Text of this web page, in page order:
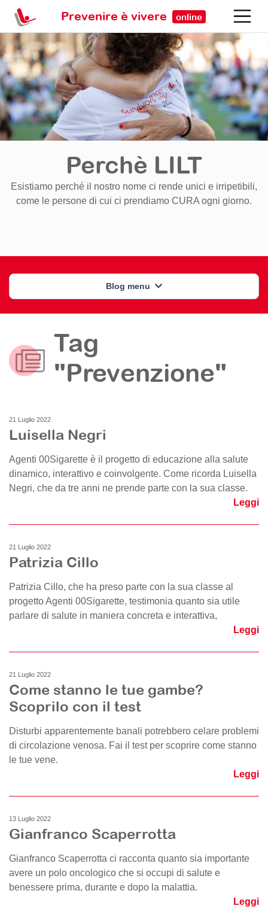
Prevenire è vivere online
Perchè LILT
Esistiamo perché il nostro nome ci rende unici e irripetibili,
come le persone di cui ci prendiamo CURA ogni giorno.
Blog menu
Tag
"Prevenzione"
21 Luglio 2022
Luisella Negri
Agenti 00Sigarette è il progetto di educazione alla salute
dinamico, interattivo e coinvolgente. Come ricorda Luisella
Negri, che da tre anni ne prende parte con la sua classe.
Leggi
21 Luglio 2022
Patrizia Cillo
Patrizia Cillo, che ha preso parte con la sua classe al
progetto Agenti 00Sigarette, testimonia quanto sia utile
parlare di salute in maniera concreta e interattiva,
Leggi
21 Luglio 2022
Come stanno le tue gambe?
Scoprilo con il test
Disturbi apparentemente banali potrebbero celare problemi
di circolazione venosa. Fai il test per scoprire come stanno
le tue vene.
Leggi
13 Luglio 2022
Gianfranco Scaperrotta
Gianfranco Scaperrotta ci racconta quanto sia importante
avere un polo oncologico che si occupi di salute e
benessere prima, durante e dopo la malattia.
Leggi